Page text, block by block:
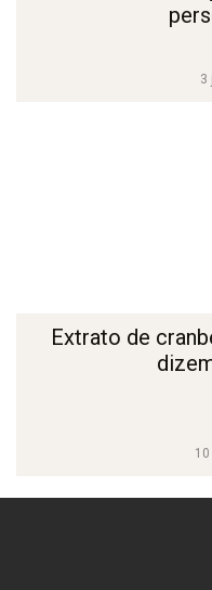
3
Extrato de